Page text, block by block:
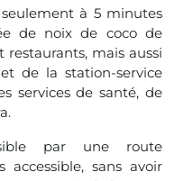
à 5 minutes
de noix de coco de
mais aussi
de la station-service
services de santé, de
par une route
sans avoir